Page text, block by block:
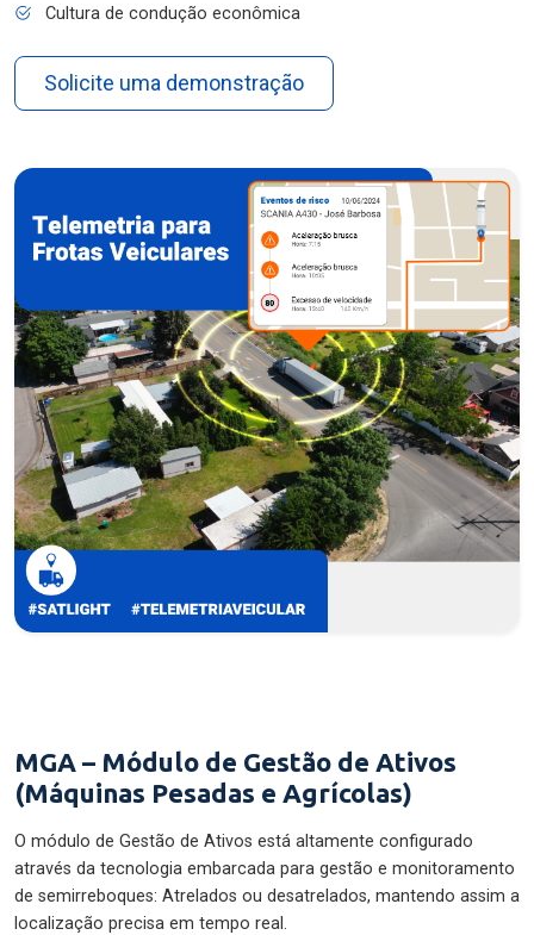
Cultura de condução econômica
Solicite uma demonstração
MGA – Módulo de Gestão de Ativos
(Máquinas Pesadas e Agrícolas)
O módulo de Gestão de Ativos está altamente configurado
através da tecnologia embarcada para gestão e monitoramento
de semirreboques: Atrelados ou desatrelados, mantendo assim a
localização precisa em tempo real.